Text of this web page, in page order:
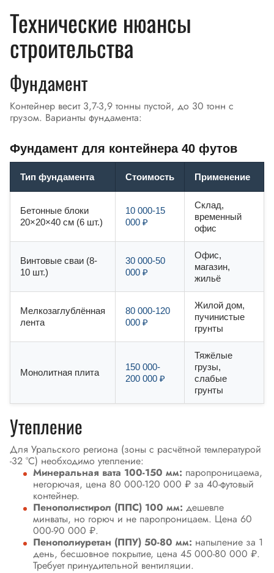
Технические нюансы
строительства
Фундамент
Контейнер весит 3,7-3,9 тонны пустой, до 30 тонн с
грузом. Варианты фундамента:
Фундамент для контейнера 40 футов
Тип фундамента Стоимость Применение
Бетонные блоки
20×20×40 см (6 шт.)
10 000-15
000 ₽
Склад,
временный
офис
Винтовые сваи (8-
10 шт.)
30 000-50
000 ₽
Офис,
магазин,
жильё
Мелкозаглублённая
лента
80 000-120
000 ₽
Жилой дом,
пучинистые
грунты
Монолитная плита
150 000-
200 000 ₽
Тяжёлые
грузы,
слабые
грунты
Утепление
Для Уральского региона (зоны с расчётной температурой
-32 °C) необходимо утепление:
Минеральная вата 100-150 мм: паропроницаема,
негорючая, цена 80 000-120 000 ₽ за 40-футовый
контейнер.
Пенополистирол (ППС) 100 мм: дешевле
минваты, но горюч и не паропроницаем. Цена 60
000-90 000 ₽.
Пенополиуретан (ППУ) 50-80 мм: напыление за 1
день, бесшовное покрытие, цена 45 000-80 000 ₽.
Требует принудительной вентиляции.